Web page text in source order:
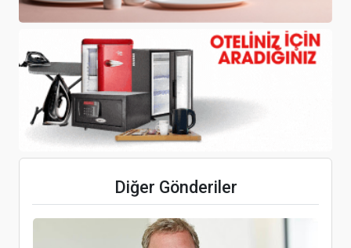
Diğer Gönderiler
Uzakrota, 2024 yılındaki dördüncü ve en büyük
zirvesini İstanbul’da gerçekleştirdi
TGA Doğu Anadolu Bölgesi Temsilciliğine Seçildi